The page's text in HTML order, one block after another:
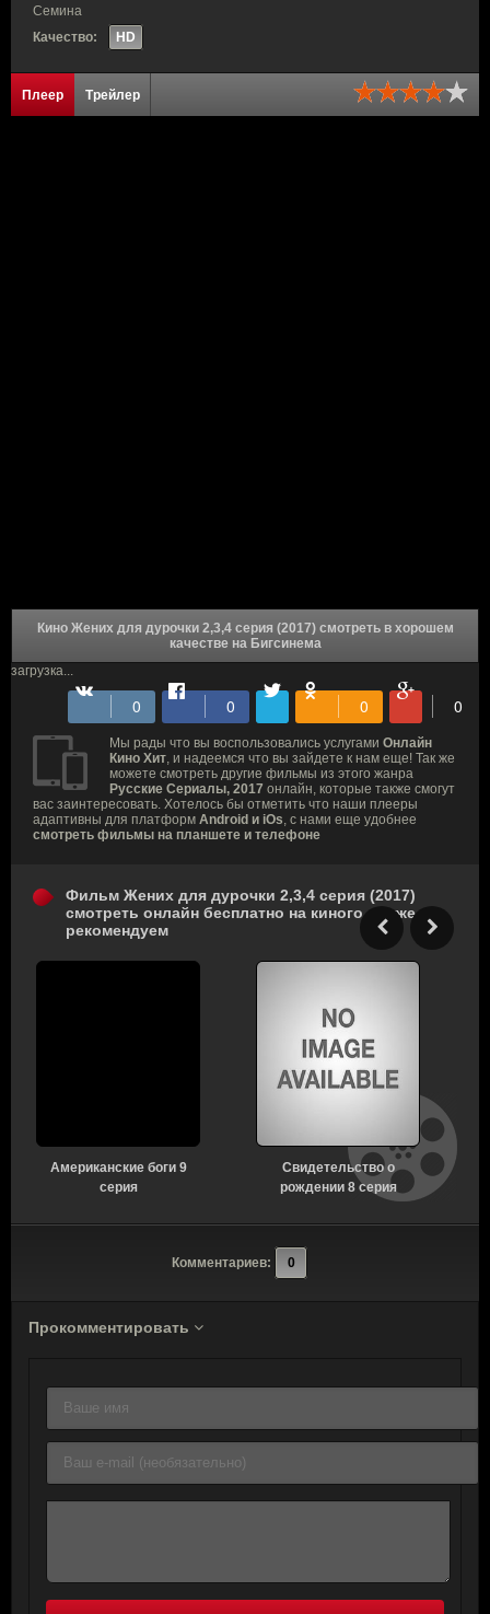
Семина
Качество:
HD
Плеер Трейлер
Кино Жених для дурочки 2,3,4 серия (2017) смотреть в хорошем
качестве на Бигсинема
загрузка...
Мы рады что вы воспользовались услугами Онлайн
Кино Хит, и надеемся что вы зайдете к нам еще! Так же
можете смотреть другие фильмы из этого жанра
Русские Сериалы, 2017 онлайн, которые также смогут
вас заинтересовать. Хотелось бы отметить что наши плееры
адаптивны для платформ Android и iOs, с нами еще удобнее
смотреть фильмы на планшете и телефоне
Фильм Жених для дурочки 2,3,4 серия (2017)
смотреть онлайн бесплатно на киного, также
рекомендуем
Американские боги 9
серия
Свидетельство о
рождении 8 серия
Комментариев: 0
Прокомментировать